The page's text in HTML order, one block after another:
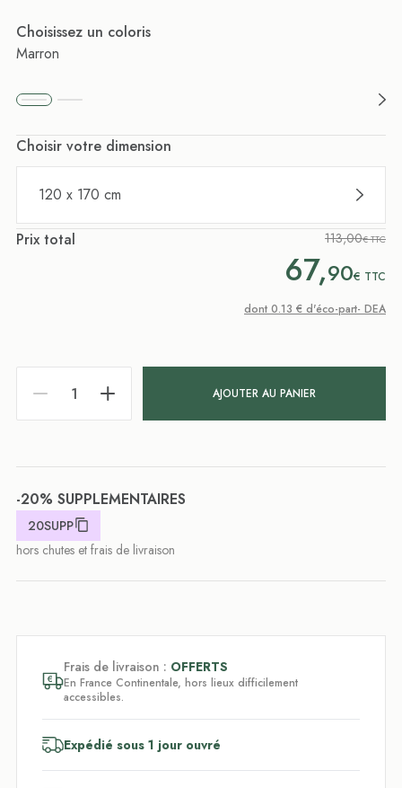
Choisissez un coloris
Marron
Choisir votre dimension
120 x 170 cm
Prix total 113,00€ TTC
67,90€ TTC
dont 0.13 € d'éco-part- DEA
AJOUTER AU PANIER
-20% SUPPLEMENTAIRES
20SUPP
hors chutes et frais de livraison
Frais de livraison : OFFERTS
En France Continentale, hors lieux difficilement
accessibles.
Expédié sous 1 jour ouvré